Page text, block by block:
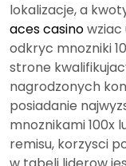
lokalizacje, a
aces casinowziac
odkryc mnozniki
strone
nagrodzonych
posiadanie
mnoznikami 100x
remisu, korzysci